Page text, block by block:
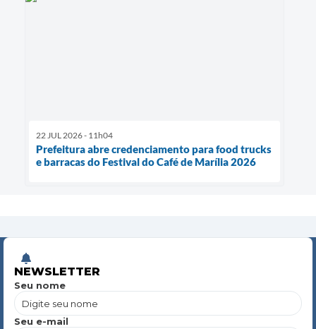
22 JUL 2026 - 11h04
Prefeitura abre credenciamento para food trucks
e barracas do Festival do Café de Marília 2026
NEWSLETTER
Seu nome
Seu e-mail